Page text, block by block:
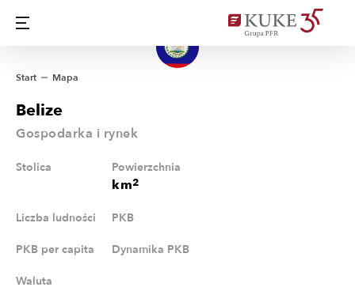
Start Mapa
Belize
Gospodarka i rynek
Stolica
km2
Powierzchnia
Liczba ludności PKB
PKB per capita Dynamika PKB
Waluta